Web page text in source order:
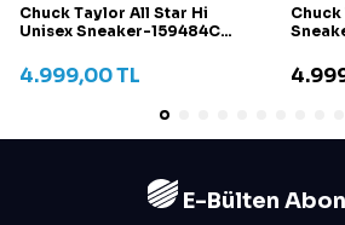
Chuck Taylor All Star Hi
Unisex Sneaker-159484C
4.999,00TL
E-Bülten